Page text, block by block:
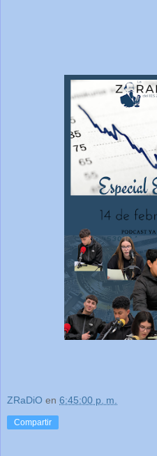
ZRaDiO en 6:45:00 p. m.
Compartir